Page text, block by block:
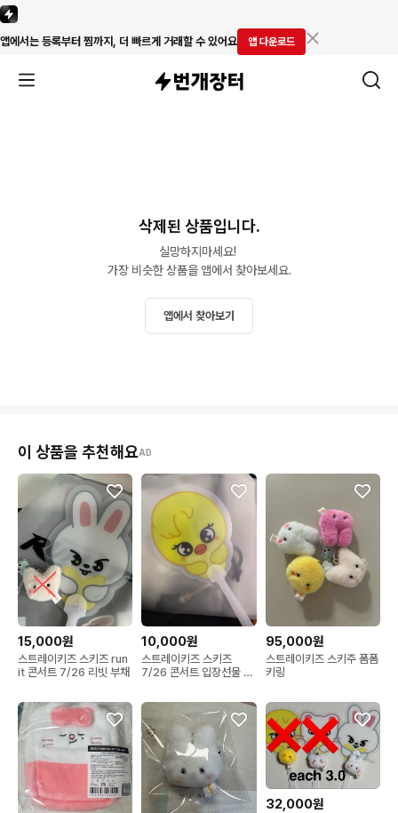
앱에서는 등록부터 찜까지, 더 빠르게 거래할 수 있어요 앱 다운로드
삭제된 상품입니다.
실망하지마세요!
가장 비슷한 상품을 앱에서 찾아보세요.
앱에서 찾아보기
이 상품을 추천해요AD
15,000원
스트레이키즈 스키즈 run
it 콘서트 7/26 리빗 부채
10,000원
스트레이키즈 스키즈
7/26 콘서트 입장선물 뽁
concert run it
95,000원
스트레이키즈 스키주 폼폼
키링
32,000원